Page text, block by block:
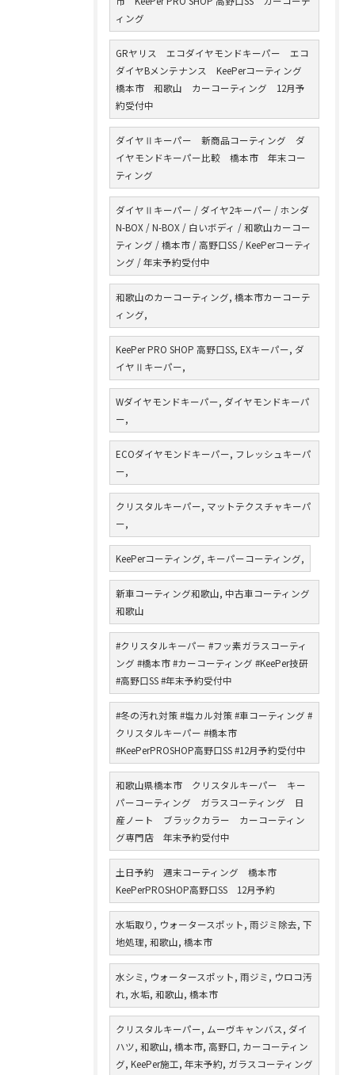
ィング
GRヤリス エコダイヤモンドキーパー エコ
ダイヤBメンテナンス KeePerコーティング
橋本市 和歌山 カーコーティング 12月予
約受付中
ダイヤⅡキーパー 新商品コーティング ダ
イヤモンドキーパー比較 橋本市 年末コー
ティング
ダイヤⅡキーパー / ダイヤ2キーパー / ホンダ
N-BOX / N-BOX / 白いボディ / 和歌山カーコー
ティング / 橋本市 / 高野口SS / KeePerコーティ
ング / 年末予約受付中
和歌山のカーコーティング, 橋本市カーコーテ
ィング,
KeePer PRO SHOP 高野口SS, EXキーパー, ダ
イヤⅡキーパー,
Wダイヤモンドキーパー, ダイヤモンドキーパ
ー,
ECOダイヤモンドキーパー, フレッシュキーパ
ー,
クリスタルキーパー, マットテクスチャキーパ
ー,
KeePerコーティング, キーパーコーティング,
新車コーティング和歌山, 中古車コーティング
和歌山
#クリスタルキーパー #フッ素ガラスコーティ
ング #橋本市 #カーコーティング #KeePer技研
#高野口SS #年末予約受付中
#冬の汚れ対策 #塩カル対策 #車コーティング #
クリスタルキーパー #橋本市
#KeePerPROSHOP高野口SS #12月予約受付中
和歌山県橋本市 クリスタルキーパー キー
パーコーティング ガラスコーティング 日
産ノート ブラックカラー カーコーティン
グ専門店 年末予約受付中
土日予約 週末コーティング 橋本市
KeePerPROSHOP高野口SS 12月予約
水垢取り, ウォータースポット, 雨ジミ除去, 下
地処理, 和歌山, 橋本市
水シミ, ウォータースポット, 雨ジミ, ウロコ汚
れ, 水垢, 和歌山, 橋本市
クリスタルキーパー, ムーヴキャンバス, ダイ
ハツ, 和歌山, 橋本市, 高野口, カーコーティン
グ, KeePer施工, 年末予約, ガラスコーティング